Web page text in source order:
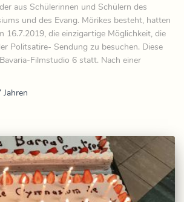
aus Schülerinnen und Schülern des
und des Evang. Mörikes besteht, hatten
16.7.2019, die einzigartige Möglichkeit, die
Politsatire- Sendung zu besuchen. Diese
Filmstudio 6 statt. Nach einer
Jahren